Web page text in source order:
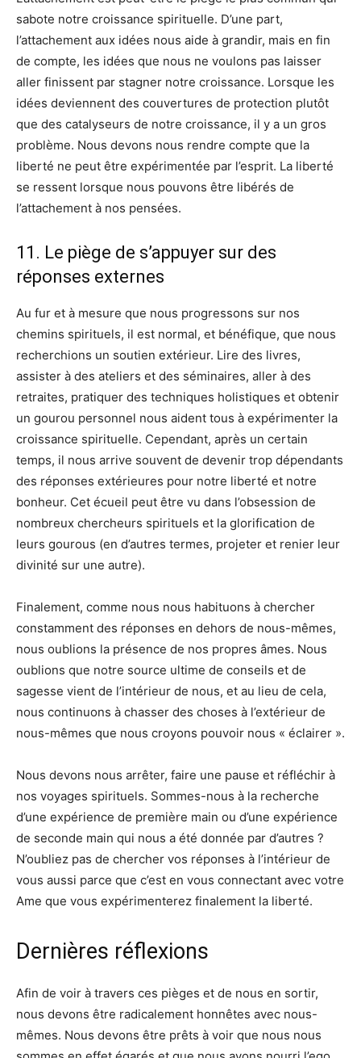
sabote notre croissance spirituelle. D’une part,
l’attachement aux idées nous aide à grandir, mais en fin
de compte, les idées que nous ne voulons pas laisser
aller finissent par stagner notre croissance. Lorsque les
idées deviennent des couvertures de protection plutôt
que des catalyseurs de notre croissance, il y a un gros
problème. Nous devons nous rendre compte que la
liberté ne peut être expérimentée par l’esprit. La liberté
se ressent lorsque nous pouvons être libérés de
l’attachement à nos pensées.
11. Le piège de s’appuyer sur des
réponses externes
Au fur et à mesure que nous progressons sur nos
chemins spirituels, il est normal, et bénéfique, que nous
recherchions un soutien extérieur. Lire des livres,
assister à des ateliers et des séminaires, aller à des
retraites, pratiquer des techniques holistiques et obtenir
un gourou personnel nous aident tous à expérimenter la
croissance spirituelle. Cependant, après un certain
temps, il nous arrive souvent de devenir trop dépendants
des réponses extérieures pour notre liberté et notre
bonheur. Cet écueil peut être vu dans l’obsession de
nombreux chercheurs spirituels et la glorification de
leurs gourous (en d’autres termes, projeter et renier leur
divinité sur une autre).
Finalement, comme nous nous habituons à chercher
constamment des réponses en dehors de nous-mêmes,
nous oublions la présence de nos propres âmes. Nous
oublions que notre source ultime de conseils et de
sagesse vient de l’intérieur de nous, et au lieu de cela,
nous continuons à chasser des choses à l’extérieur de
nous-mêmes que nous croyons pouvoir nous « éclairer ».
Nous devons nous arrêter, faire une pause et réfléchir à
nos voyages spirituels. Sommes-nous à la recherche
d’une expérience de première main ou d’une expérience
de seconde main qui nous a été donnée par d’autres ?
N’oubliez pas de chercher vos réponses à l’intérieur de
vous aussi parce que c’est en vous connectant avec votre
Ame que vous expérimenterez finalement la liberté.
Dernières réflexions
Afin de voir à travers ces pièges et de nous en sortir,
nous devons être radicalement honnêtes avec nous-
mêmes. Nous devons être prêts à voir que nous nous